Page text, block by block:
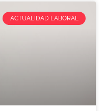
ACTUALIDAD LABORAL